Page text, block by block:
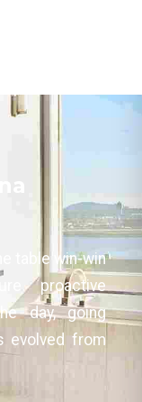
table win-win
proactive
day, going
evolved from